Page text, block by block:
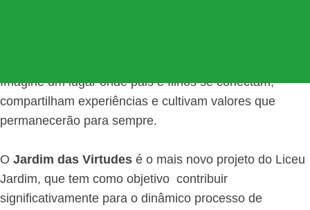
Imagine um lugar onde pais e filhos se conectam,
compartilham experiências e cultivam valores que
permanecerão para sempre.
O Jardim das Virtudes é o mais novo projeto do Liceu
Jardim, que tem como objetivo contribuir
significativamente para o dinâmico processo de